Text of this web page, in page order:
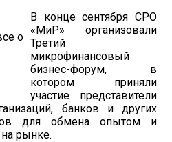
В конце сентября СРО
«МиР» организовали
Третий
микрофинансовый
бизнес-форум, в
котором приняли
участие представители
банков и других
для обмена опытом и
рынке.